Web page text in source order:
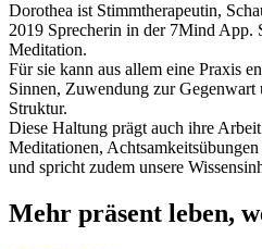
Dorothea ist Stimmtherapeutin,
2019 Sprecherin in der 7Mind App.
Meditation.
Für sie kann aus allem eine Praxis
Sinnen, Zuwendung zur
Struktur.
Diese Haltung prägt auch ihre
Meditationen,
und spricht zudem unsere
Mehr präsent leben,